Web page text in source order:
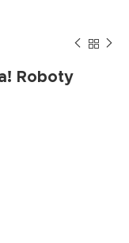
Roboty